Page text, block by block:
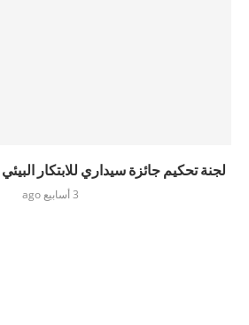
لجنة تحكيم جائزة سيداري للابتكار البيئي 2026 – النسخة الأولى
3 أسابيع ago